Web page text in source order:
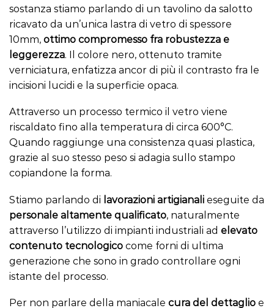
sostanza stiamo parlando di un tavolino da salotto
ricavato da un’unica lastra di vetro di spessore
10mm, ottimo compromesso fra robustezza e
leggerezza. Il colore nero, ottenuto tramite
verniciatura, enfatizza ancor di più il contrasto fra le
incisioni lucidi e la superficie opaca.
Attraverso un processo termico il vetro viene
riscaldato fino alla temperatura di circa 600°C.
Quando raggiunge una consistenza quasi plastica,
grazie al suo stesso peso si adagia sullo stampo
copiandone la forma.
Stiamo parlando di lavorazioni artigianali eseguite da
personale altamente qualificato, naturalmente
attraverso l’utilizzo di impianti industriali ad elevato
contenuto tecnologico come forni di ultima
generazione che sono in grado controllare ogni
istante del processo.
Per non parlare della maniacale cura del dettaglio e